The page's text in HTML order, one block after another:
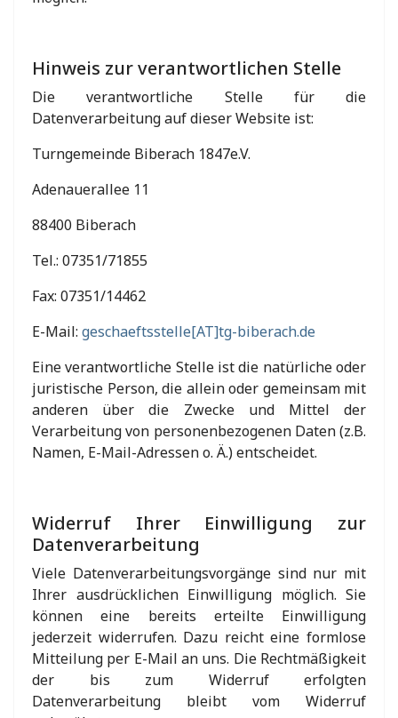
Hinweis zur verantwortlichen Stelle
Die verantwortliche Stelle für die
Datenverarbeitung auf dieser Website ist:
Turngemeinde Biberach 1847e.V.
Adenauerallee 11
88400 Biberach
Tel.: 07351/71855
Fax: 07351/14462
E-Mail: geschaeftsstelle[AT]tg-biberach.de
Eine verantwortliche Stelle ist die natürliche oder
juristische Person, die allein oder gemeinsam mit
anderen über die Zwecke und Mittel der
Verarbeitung von personenbezogenen Daten (z.B.
Namen, E-Mail-Adressen o. Ä.) entscheidet.
Widerruf Ihrer Einwilligung zur
Datenverarbeitung
Viele Datenverarbeitungsvorgänge sind nur mit
Ihrer ausdrücklichen Einwilligung möglich. Sie
können eine bereits erteilte Einwilligung
jederzeit widerrufen. Dazu reicht eine formlose
Mitteilung per E-Mail an uns. Die Rechtmäßigkeit
der bis zum Widerruf erfolgten
Datenverarbeitung bleibt vom Widerruf